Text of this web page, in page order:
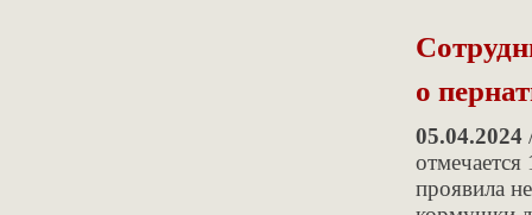
о
05.04.2024
отмечается
проявила